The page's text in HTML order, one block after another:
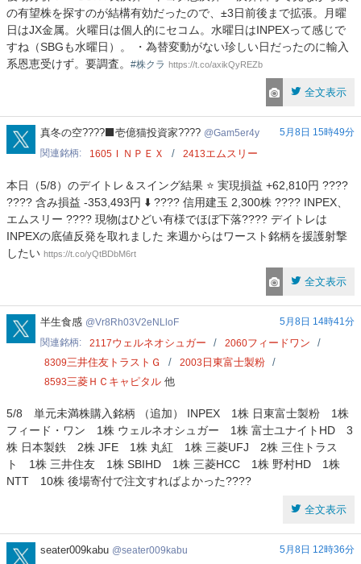
の有望株を探すのが結構有効だったので、±3日前後まで拡張。月曜
日はJX金属。火曜日は個人的にセコム。水曜日はINPEXって感じで
すね（SBGも水曜日）。 ・為替変動がない珍しい日だったのに輸入
系恩恵受けず。要調査。 #株クラ https://t.co/axikQyREZb
全文表示
Gam5er4y
真冬の空????‍⬛壱億猫投資家???? Gam5er4y
5月8日 15時49分
関連銘柄
1605 ＩＮＰＥＸ 2413エムスリー
本日（5/8）のデイトレ＆スイング結果 ⭐️ 実現損益 +62,810円 ????
???? 含み損益 -353,493円 ⬇️ ???? 信用建玉 2,300株 ???? INPEX、
エムスリー ???? 現物はひどい有様でほぼ下落???? デイトレは
INPEXの底値反発を取れました 来週からはワースト銘柄を援護射撃
したい https://t.co/yQtBDbM6rt
全文表示
Vr8Rh03V2eNLloF
半生食感 Vr8Rh03V2eNLloF
5月8日 14時41分
関連銘柄
2117ウェルネオシュガー 2060フィードワン
8309三井住友トラストＧ 2003 日東富士製粉
8593三菱ＨＣキャピタル 他
5/8 単元未満株購入銘柄 （追加） INPEX 1株 日東富士製粉 1株
フィード・ワン 1株 ウェルネオシュガー 1株 富士ユナイトHD 3
株 日本製鉄 2株 JFE 1株 丸紅 1株 三菱UFJ 2株 三住トラス
ト 1株 三井住友 1株 SBIHD 1株 三菱HCC 1株 野村HD 1株
NTT 10株 後場寄付で注文すればよかった????
全文表示
seater009kabu
seater009kabu seater009kabu
5月8日 12時36分